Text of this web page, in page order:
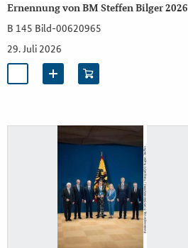
Ernennung von BM Steffen Bilger 2026
B 145 Bild-00620965
29. Juli 2026